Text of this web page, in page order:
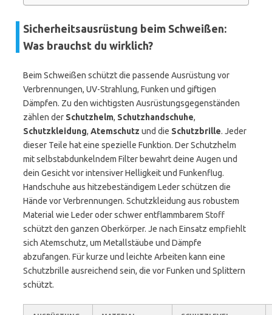
Sicherheitsausrüstung beim Schweißen:
Was brauchst du wirklich?
Beim Schweißen schützt die passende Ausrüstung vor
Verbrennungen, UV-Strahlung, Funken und giftigen
Dämpfen. Zu den wichtigsten Ausrüstungsgegenständen
zählen der Schutzhelm, Schutzhandschuhe,
Schutzkleidung, Atemschutz und die Schutzbrille. Jeder
dieser Teile hat eine spezielle Funktion. Der Schutzhelm
mit selbstabdunkelndem Filter bewahrt deine Augen und
dein Gesicht vor intensiver Helligkeit und Funkenflug.
Handschuhe aus hitzebeständigem Leder schützen die
Hände vor Verbrennungen. Schutzkleidung aus robustem
Material wie Leder oder schwer entflammbarem Stoff
schützt den ganzen Oberkörper. Je nach Einsatz empfiehlt
sich Atemschutz, um Metallstäube und Dämpfe
abzufangen. Für kurze und leichte Arbeiten kann eine
Schutzbrille ausreichend sein, die vor Funken und Splittern
schützt.